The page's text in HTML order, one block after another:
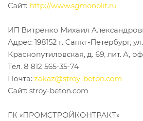
Сайт: http://www.sgmonolit.ru
ИП Витренко Михаил
Адрес: 198152 г. Санкт-Петербург, ул.
Краснопутиловская, д. 69, лит. А,
Тел. 8 812 565-35-74
Почта: zakaz@stroy-beton.com
Сайт: stroy-beton.com
ГК «ПРОМСТРОЙКОНТРАКТ»